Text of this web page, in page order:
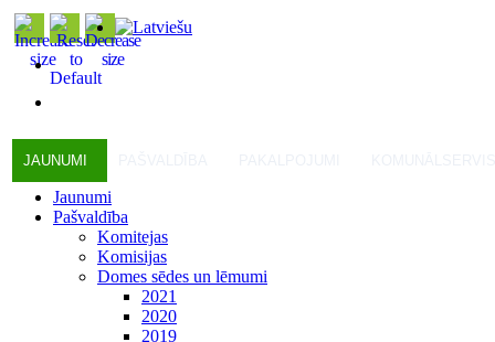
JAUNUMI
Jaunumi
Pašvaldība
Komitejas
Komisijas
Domes sēdes un lēmumi
2021
2020
2019